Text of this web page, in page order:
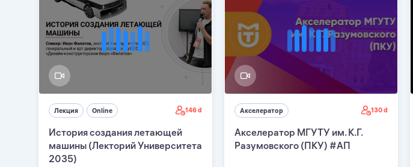
Лекция Online 146 d
История создания летающей
машины (Лекторий Университета
2035)
Акселератор 130 d
Акселератор МГУТУ им. К.Г.
Разумовского (ПКУ) #АП